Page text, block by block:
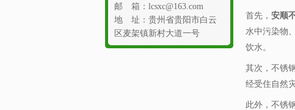
邮 箱：lcsxc@163.com
地 址：贵州省贵阳市白云
区麦架镇新村大道一号
首先， 安顺
水中污染物
饮水。
其次，不锈
经受住自然
此外，不锈